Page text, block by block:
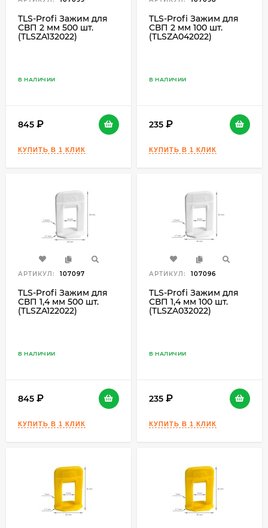
TLS-Profi Зажим для
СВП 2 мм 500 шт.
(TLSZA132022)
В НАЛИЧИИ
845
TLS-Profi Зажим для
СВП 2 мм 100 шт.
(TLSZA042022)
В НАЛИЧИИ
235
АРТИКУЛ: 107097
TLS-Profi Зажим для
СВП 1,4 мм 500 шт.
(TLSZA122022)
В НАЛИЧИИ
845
АРТИКУЛ: 107096
TLS-Profi Зажим для
СВП 1,4 мм 100 шт.
(TLSZA032022)
В НАЛИЧИИ
235